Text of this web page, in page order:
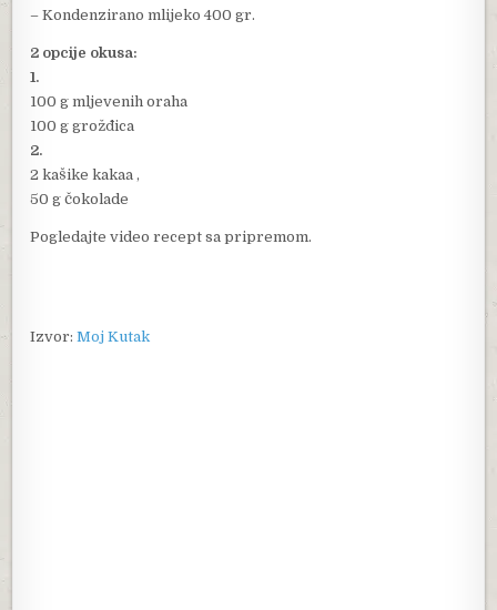
– Kondenzirano mlijeko 400 gr.
2 opcije okusa:
1.
100 g mljevenih oraha
100 g grožđica
2.
2 kašike kakaa ,
50 g čokolade
Pogledajte video recept sa pripremom.
Izvor:Moj Kutak